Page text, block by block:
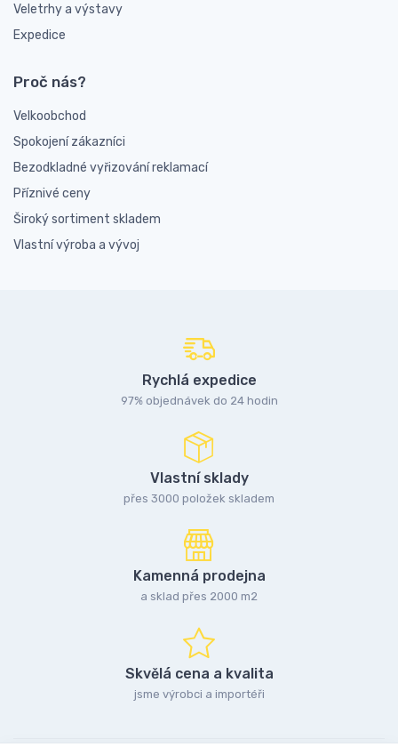
Veletrhy a výstavy
Expedice
Proč nás?
Velkoobchod
Spokojení zákazníci
Bezodkladné vyřizování reklamací
Příznivé ceny
Široký sortiment skladem
Vlastní výroba a vývoj
Rychlá expedice
97% objednávek do 24 hodin
Vlastní sklady
přes 3000 položek skladem
Kamenná prodejna
a sklad přes 2000 m2
Skvělá cena a kvalita
jsme výrobci a importéři